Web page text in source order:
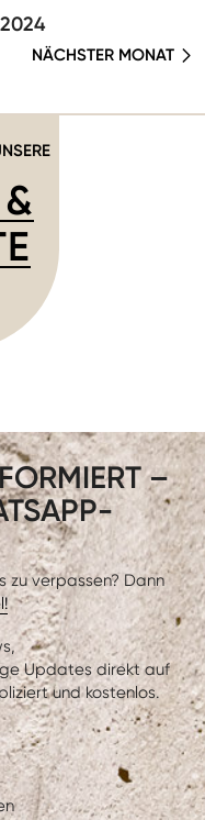
NÄCHSTER MONAT
–
zu verpassen? Dann
Updates direkt auf
und kostenlos.